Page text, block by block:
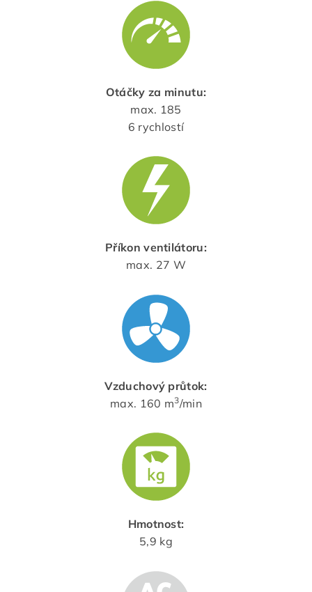
Otáčky za minutu:
max. 185
6 rychlostí
Příkon ventilátoru:
max. 27 W
Vzduchový průtok:
max. 160 m3/min
Hmotnost:
5,9 kg